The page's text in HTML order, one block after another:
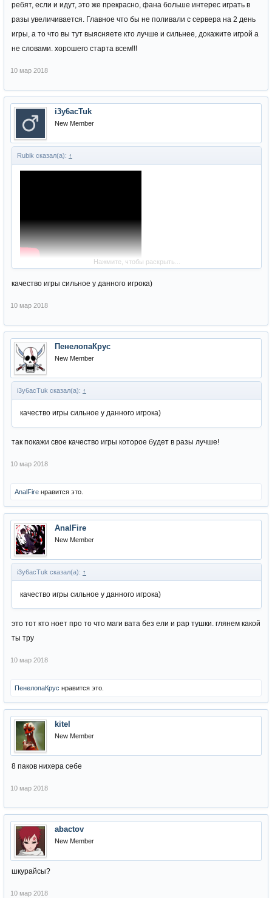
ребят, если и идут, это же прекрасно, фана больше интерес играть в
разы увеличивается. Главное что бы не поливали с сервера на 2 день
игры, а то что вы тут выясняете кто лучше и сильнее, докажите игрой а
не словами. хорошего старта всем!!!
10 мар 2018
i3y6acTuk
New Member
Rubik сказал(а): ↑
Нажмите, чтобы раскрыть...
качество игры сильное у данного игрока)
10 мар 2018
ПенелопаКрус
New Member
i3y6acTuk сказал(а): ↑
качество игры сильное у данного игрока)
так покажи свое качество игры которое будет в разы лучше!
10 мар 2018
AnalFire нравится это.
AnalFire
New Member
i3y6acTuk сказал(а): ↑
качество игры сильное у данного игрока)
это тот кто ноет про то что маги вата без ели и рар тушки. глянем какой
ты тру
10 мар 2018
ПенелопаКрус нравится это.
kitel
New Member
8 паков нихера себе
10 мар 2018
abactov
New Member
шкурайсы?
10 мар 2018